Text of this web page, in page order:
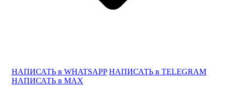
НАПИСАТЬ в WHATSAPP НАПИСАТЬ в TELEGRAM
НАПИСАТЬ в MAX